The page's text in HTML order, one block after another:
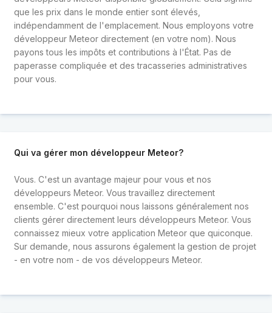
que les prix dans le monde entier sont élevés,
indépendamment de l'emplacement. Nous employons votre
développeur Meteor directement (en votre nom). Nous
payons tous les impôts et contributions à l'État. Pas de
paperasse compliquée et des tracasseries administratives
pour vous.
Qui va gérer mon développeur Meteor?
Vous. C'est un avantage majeur pour vous et nos
développeurs Meteor. Vous travaillez directement
ensemble. C'est pourquoi nous laissons généralement nos
clients gérer directement leurs développeurs Meteor. Vous
connaissez mieux votre application Meteor que quiconque.
Sur demande, nous assurons également la gestion de projet
- en votre nom - de vos développeurs Meteor.